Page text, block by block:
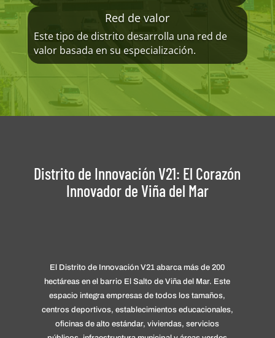
Red de valor
Este tipo de distrito desarrolla una red de
valor basada en su especialización.
Distrito de Innovación V21: El Corazón
Innovador de Viña del Mar
El Distrito de Innovación V21 abarca más de 200
hectáreas en el barrio El Salto de Viña del Mar. Este
espacio integra empresas de todos los tamaños,
centros deportivos, establecimientos educacionales,
oficinas de alto estándar, viviendas, servicios